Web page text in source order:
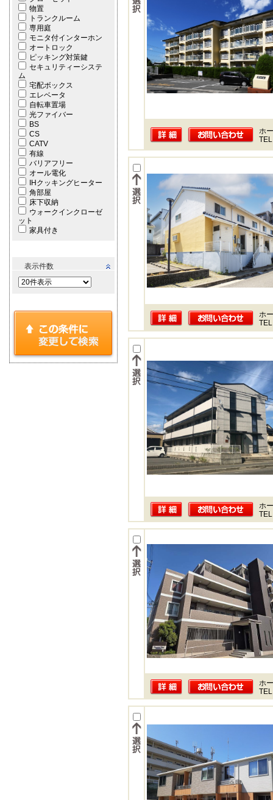
物置
トランクルーム
専用庭
モニタ付インターホン
オートロック
ピッキング対策鍵
セキュリティーシステ
ム
宅配ボックス
エレベータ
自転車置場
光ファイバー
BS
CS
CATV
有線
バリアフリー
オール電化
IHクッキングヒーター
角部屋
床下収納
ウォークインクローゼ
ット
家具付き
表示件数
ホ
ホ
ホ
ホ